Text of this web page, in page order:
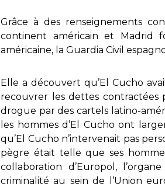
Grâce à des renseignements
continent américain et Madrid
américaine, la Guardia Civil
Elle a découvert qu’El Cucho
recouvrer les dettes contractées
drogue par des cartels latino-
les hommes d’El Cucho ont
qu’El Cucho n’intervenait pas
pègre était telle que ses
collaboration d’Europol,
criminalité au sein de l’Union